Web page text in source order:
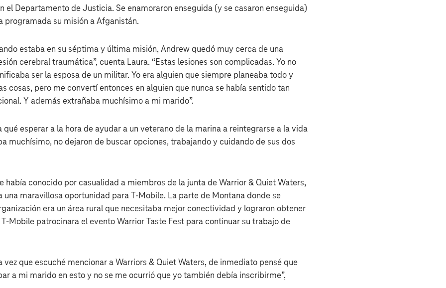
el Departamento de Justicia. Se enamoraron enseguida (y se casaron enseguida)
programada su misión a Afganistán.
estaba en su séptima y última misión, Andrew quedó muy cerca de una
cerebral traumática”, cuenta Laura. “Estas lesiones son complicadas. Yo no
ser la esposa de un militar. Yo era alguien que siempre planeaba todo y
cosas, pero me convertí entonces en alguien que nunca se había sentido tan
Y además extrañaba muchísimo a mi marido”.
qué esperar a la hora de ayudar a un veterano de la marina a reintegrarse a la vida
muchísimo, no dejaron de buscar opciones, trabajando y cuidando de sus dos
había conocido por casualidad a miembros de la junta de Warrior & Quiet Waters,
una maravillosa oportunidad para T‑Mobile. La parte de Montana donde se
era un área rural que necesitaba mejor conectividad y lograron obtener
patrocinara el evento Warrior Taste Fest para continuar su trabajo de
vez que escuché mencionar a Warriors & Quiet Waters, de inmediato pensé que
a mi marido en esto y no se me ocurrió que yo también debía inscribirme”,